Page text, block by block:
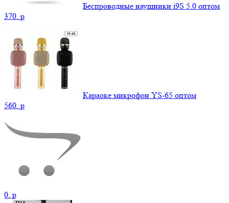
Беспроводные наушники i9S 5.0 оптом
370. p
Караоке микрофон YS-65 оптом
560. p
0. p